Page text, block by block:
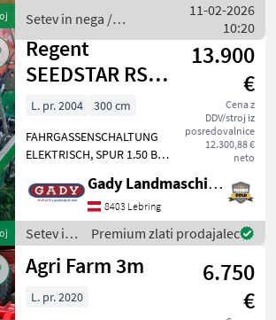
diskovnimi bra
Setev in nega /
Lemken
11-02-2026
10:20
Regent
SEEDSTAR RSM
300 S
13.900
€
Cena z
DDV/stroj iz
posredovalnice
12.300,88 €
neto
L. pr. 2004
300 cm
FAHRGASSENSCHALTUNG
ELEKTRISCH, SPUR 1.50 BJ.
BJ.SÄHMASCHIENE 2009 Für
ein persönliches
Beratungsgespräch bitten
wir Sie allerdings, im
Vorfeld
Gady Landmaschinen GmbH
8403 Lebring
Setev in
nega /
Regent
Premium zlati prodajalec
Agri Farm 3m
6.750
€
L. pr. 2020